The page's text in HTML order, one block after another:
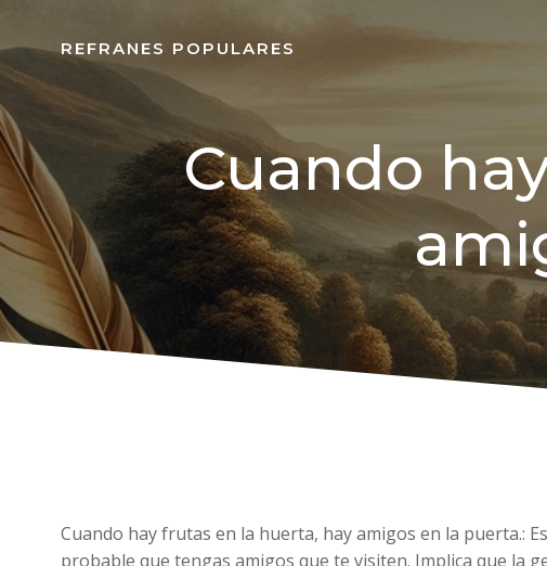
REFRANES POPULARES
Cuando
Cuando hay frutas en la huerta, hay amigos en la puerta.:
probable que tengas amigos que te visiten. Implica que la